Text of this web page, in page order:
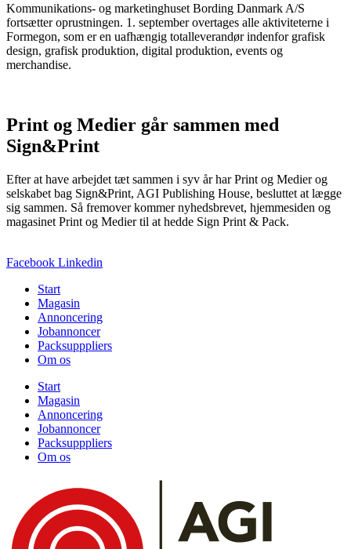
Kommunikations- og marketinghuset Bording Danmark A/S
fortsætter oprustningen. 1. september overtages alle aktiviteterne i
Formegon, som er en uafhængig totalleverandør indenfor grafisk
design, grafisk produktion, digital produktion, events og
merchandise.
Print og Medier går sammen med
Sign&Print
Efter at have arbejdet tæt sammen i syv år har Print og Medier og
selskabet bag Sign&Print, AGI Publishing House, besluttet at lægge
sig sammen. Så fremover kommer nyhedsbrevet, hjemmesiden og
magasinet Print og Medier til at hedde Sign Print & Pack.
Facebook Linkedin
Start
Magasin
Annoncering
Jobannoncer
Packsupppliers
Om os
Start
Magasin
Annoncering
Jobannoncer
Packsupppliers
Om os